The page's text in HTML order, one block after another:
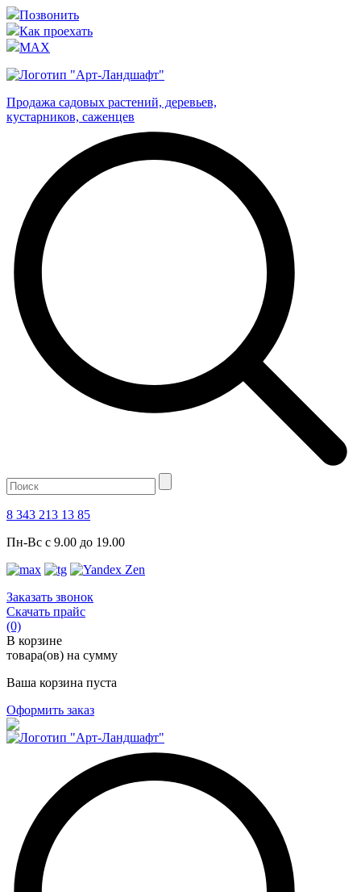
Позвонить
Как проехать
MAX
Продажа садовых растений, деревьев,
кустарников, саженцев
8 343 213 13 85
Пн-Вс с 9.00 до 19.00
Заказать звонок
Скачать прайс
(0)
В корзине
товара(ов) на сумму
Ваша корзина пуста
Оформить заказ